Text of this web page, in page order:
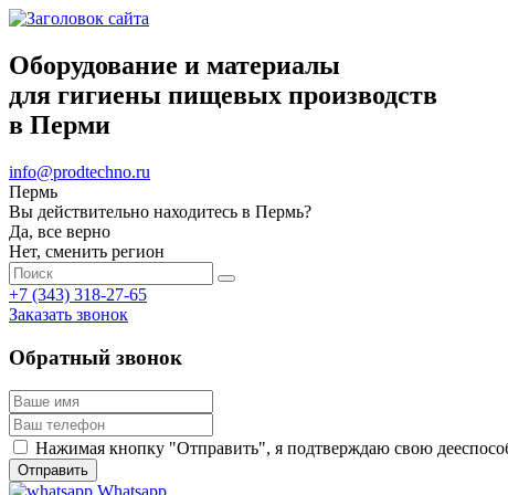
Оборудование и материалы
для гигиены пищевых производств
в Перми
info@prodtechno.ru
Пермь
Вы действительно находитесь в Пермь?
Да, все верно
Нет, сменить регион
+7 (343) 318-27-65
Заказать звонок
Обратный звонок
Нажимая кнопку "Отправить", я подтверждаю свою